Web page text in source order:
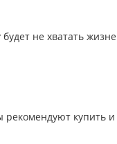
не хватать
рекомендуют